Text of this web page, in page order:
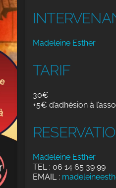
Madeleine Esther
TARIF
30€
+5€ d’adhésion à
Madeleine Esther
TEL : 06 14 65 39 99
EMAIL :